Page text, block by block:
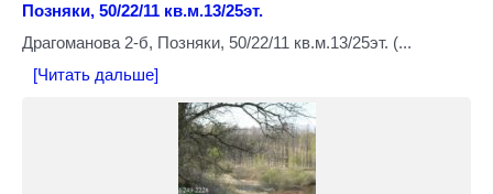
Позняки, 50/22/11 кв.м.13/25эт.
Драгоманова 2-б, Позняки, 50/22/11 кв.м.13/25эт. (...
[Читать дальше]